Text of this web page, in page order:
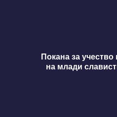
Покана за
на млади